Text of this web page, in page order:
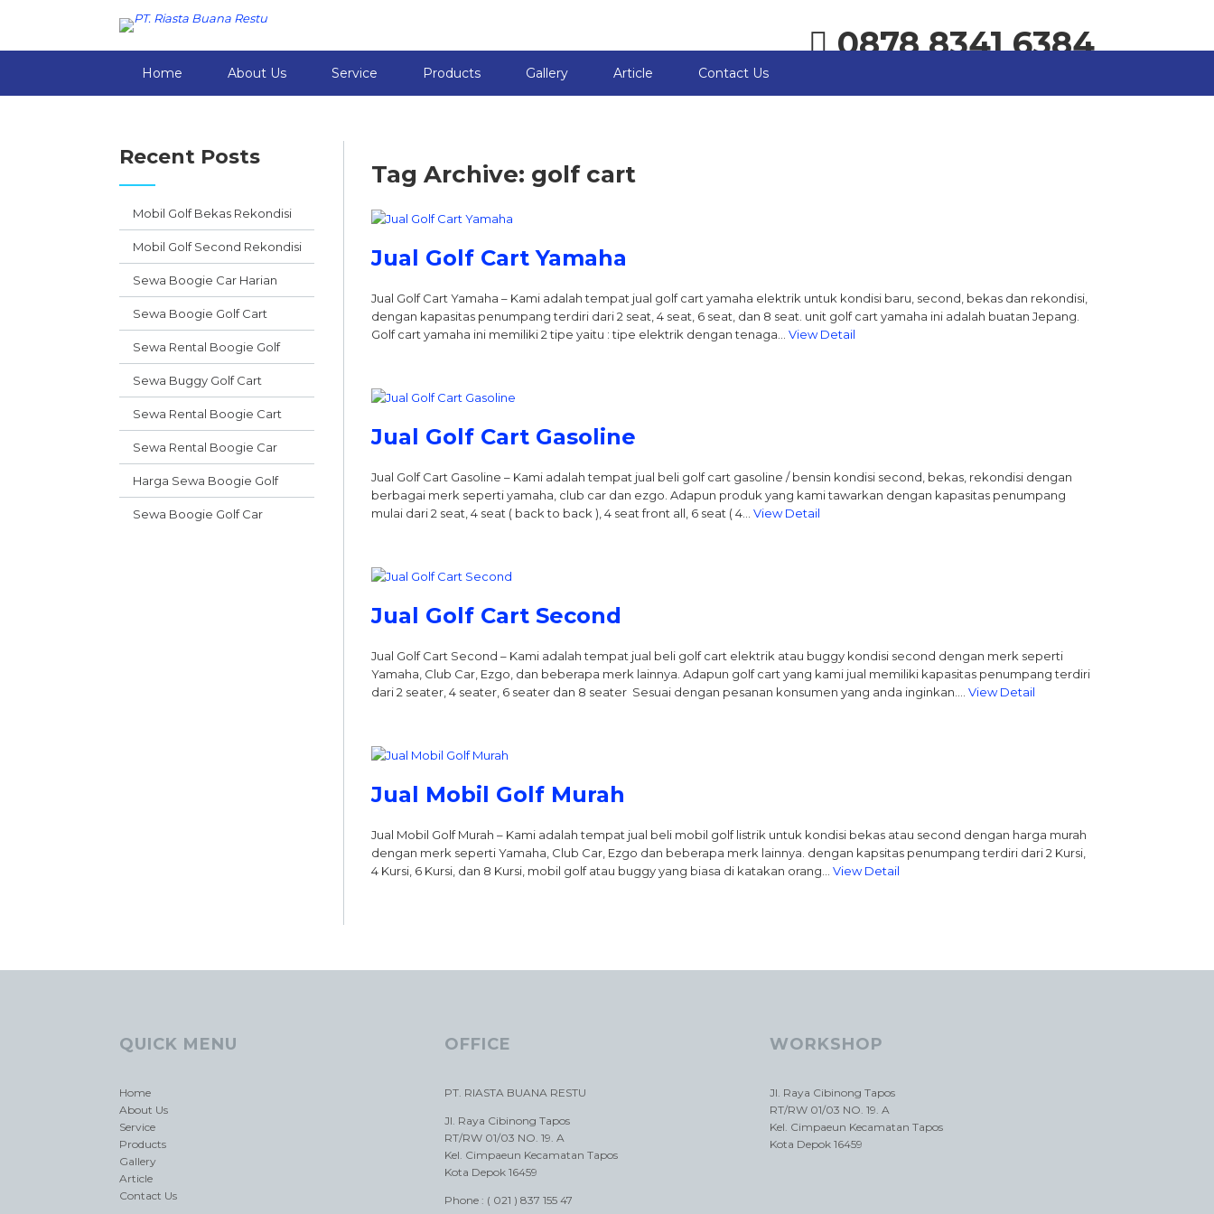
0878 8341 6384
Home About Us Service Products Gallery Article Contact Us
Tag Archive: golf cart
Jual Golf Cart Yamaha
Jual Golf Cart Yamaha – Kami adalah tempat jual golf cart yamaha elektrik untuk kondisi baru, second, bekas dan rekondisi,
dengan kapasitas penumpang terdiri dari 2 seat, 4 seat, 6 seat, dan 8 seat. unit golf cart yamaha ini adalah buatan Jepang.
Golf cart yamaha ini memiliki 2 tipe yaitu : tipe elektrik dengan tenaga…View Detail
Jual Golf Cart Gasoline
Jual Golf Cart Gasoline – Kami adalah tempat jual beli golf cart gasoline / bensin kondisi second, bekas, rekondisi dengan
berbagai merk seperti yamaha, club car dan ezgo. Adapun produk yang kami tawarkan dengan kapasitas penumpang
mulai dari 2 seat, 4 seat ( back to back ), 4 seat front all, 6 seat ( 4…View Detail
Jual Golf Cart Second
Jual Golf Cart Second – Kami adalah tempat jual beli golf cart elektrik atau buggy kondisi second dengan merk seperti
Yamaha, Club Car, Ezgo, dan beberapa merk lainnya. Adapun golf cart yang kami jual memiliki kapasitas penumpang terdiri
dari 2 seater, 4 seater, 6 seater dan 8 seater Sesuai dengan pesanan konsumen yang anda inginkan….View Detail
Jual Mobil Golf Murah
Jual Mobil Golf Murah – Kami adalah tempat jual beli mobil golf listrik untuk kondisi bekas atau second dengan harga murah
dengan merk seperti Yamaha, Club Car, Ezgo dan beberapa merk lainnya. dengan kapsitas penumpang terdiri dari 2 Kursi,
4 Kursi, 6 Kursi, dan 8 Kursi, mobil golf atau buggy yang biasa di katakan orang…View Detail
Recent Posts
Mobil Golf Bekas Rekondisi
Mobil Golf Second Rekondisi
Sewa Boogie Car Harian
Sewa Boogie Golf Cart
Sewa Rental Boogie Golf
Sewa Buggy Golf Cart
Sewa Rental Boogie Cart
Sewa Rental Boogie Car
Harga Sewa Boogie Golf
Sewa Boogie Golf Car
QUICK MENU
Home
About Us
Service
Products
Gallery
Article
Contact Us
OFFICE
PT. RIASTA BUANA RESTU
Jl. Raya Cibinong Tapos
RT/RW 01/03 NO. 19. A
Kel. Cimpaeun Kecamatan Tapos
Kota Depok 16459
Phone : ( 021 ) 837 155 47
WORKSHOP
Jl. Raya Cibinong Tapos
RT/RW 01/03 NO. 19. A
Kel. Cimpaeun Kecamatan Tapos
Kota Depok 16459